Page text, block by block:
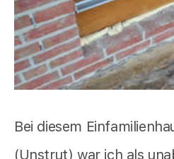
Bei diesem
(Unstrut) war ich als